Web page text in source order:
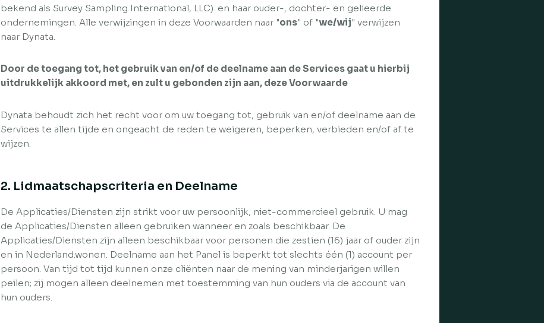
bekend als Survey Sampling International, LLC). en haar ouder-, dochter- en gelieerde
ondernemingen. Alle verwijzingen in deze Voorwaarden naar "ons" of "we/wij" verwijzen
naar Dynata.
Door de toegang tot, het gebruik van en/of de deelname aan de Services gaat u hierbij
uitdrukkelijk akkoord met, en zult u gebonden zijn aan, deze Voorwaarde
Dynata behoudt zich het recht voor om uw toegang tot, gebruik van en/of deelname aan de
Services te allen tijde en ongeacht de reden te weigeren, beperken, verbieden en/of af te
wijzen.
2. Lidmaatschapscriteria en Deelname
De Applicaties/Diensten zijn strikt voor uw persoonlijk, niet-commercieel gebruik. U mag
de Applicaties/Diensten alleen gebruiken wanneer en zoals beschikbaar. De
Applicaties/Diensten zijn alleen beschikbaar voor personen die zestien (16) jaar of ouder zijn
en in Nederland.wonen. Deelname aan het Panel is beperkt tot slechts één (1) account per
persoon. Van tijd tot tijd kunnen onze cliënten naar de mening van minderjarigen willen
peilen; zij mogen alleen deelnemen met toestemming van hun ouders via de account van
hun ouders.